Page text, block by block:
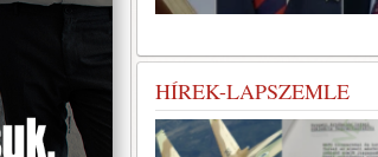
HÍREK-LAPSZEMLE